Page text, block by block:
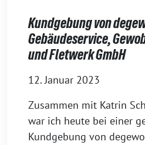
Kundgebung von
Gebäudeservice,
und Fletwerk GmbH
12. Januar 2023
Zusammen mit Katrin
war ich heute bei einer
Kundgebung von degewo